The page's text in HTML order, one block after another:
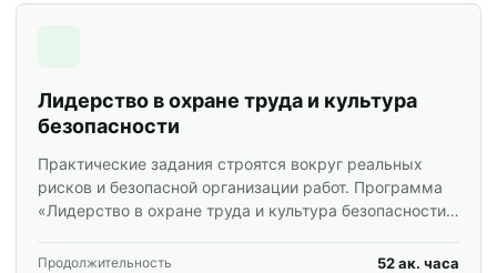
Лидерство в охране труда и культура
безопасности
Практические задания строятся вокруг реальных
рисков и безопасной организации работ. Программа
«Лидерство в охране труда и культура безопасности»
Продолжительность 52 ак. часа